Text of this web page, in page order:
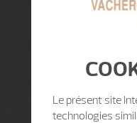
Le présent site
technologies